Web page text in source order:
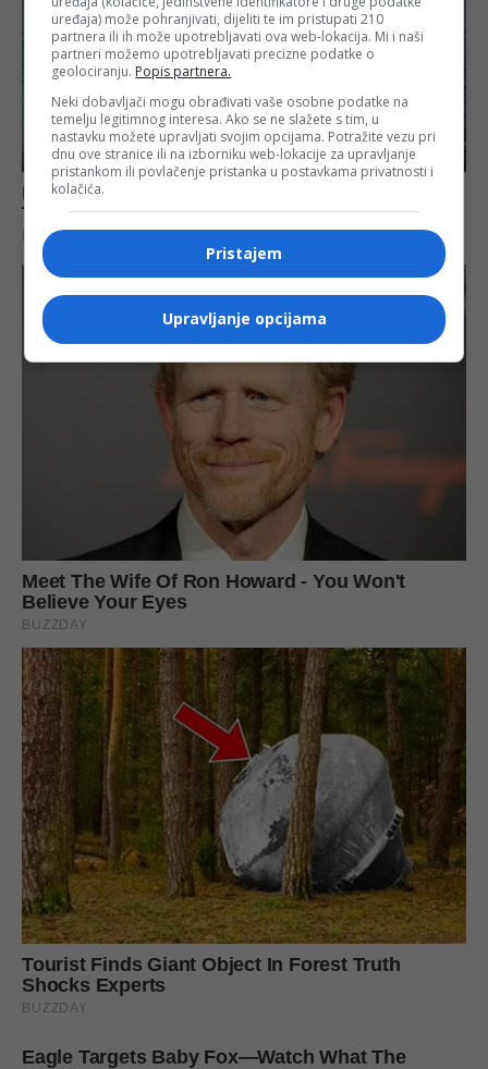
uređaja) može pohranjivati, dijeliti te im pristupati 210
partnera ili ih može upotrebljavati ova web-lokacija. Mi i naši
partneri možemo upotrebljavati precizne podatke o
geolociranju. Popis partnera.
Neki dobavljači mogu obrađivati vaše osobne podatke na
temelju legitimnog interesa. Ako se ne slažete s tim, u
nastavku možete upravljati svojim opcijama. Potražite vezu pri
dnu ove stranice ili na izborniku web-lokacije za upravljanje
pristankom ili povlačenje pristanka u postavkama privatnosti i
kolačića.
Pristajem
Upravljanje opcijama